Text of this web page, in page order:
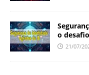
o
21/07/